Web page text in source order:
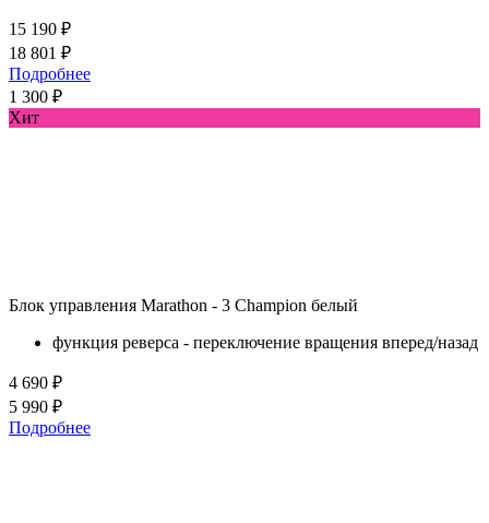
15 190 ₽
18 801 ₽
Подробнее
1 300 ₽
Хит
Блок управления Marathon - 3 Champion белый
функция реверса - переключение вращения вперед/назад
4 690 ₽
5 990 ₽
Подробнее